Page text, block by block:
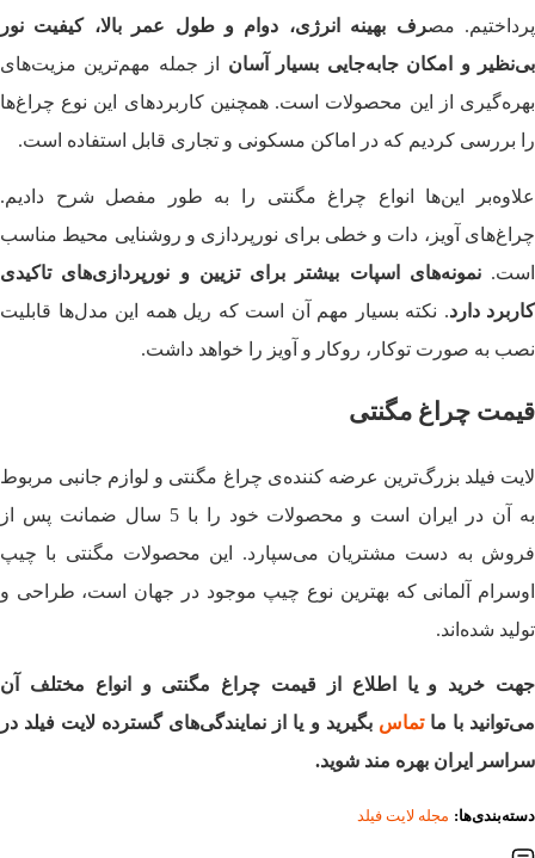
پرداختیم. مصرف بهینه انرژی، دوام و طول عمر بالا، کیفیت نور
بی‌نظیر و امکان جابه‌جایی بسیار آسان از جمله مهم‌ترین مزیت‌های
بهره‌گیری از این محصولات است. همچنین کاربردهای این نوع چراغ‌ها
را بررسی کردیم که در اماکن مسکونی و تجاری قابل استفاده است.
علاوه‌بر این‌ها انواع چراغ مگنتی را به طور مفصل شرح دادیم.
چراغ‌های آویز، دات و خطی برای نورپردازی و روشنایی محیط مناسب
است.نمونه‌های اسپات بیشتر برای تزیین و نورپردازی‌های تاکیدی
کاربرد دارد. نکته بسیار مهم آن است که ریل همه این مدل‌ها قابلیت
نصب به صورت توکار، روکار و آویز را خواهد داشت.
قیمت چراغ مگنتی
لایت فیلد بزرگ‌ترین عرضه کننده‌ی چراغ مگنتی و لوازم جانبی مربوط
به آن در ایران است و محصولات خود را با 5 سال ضمانت پس از
فروش به دست مشتریان می‌سپارد. این محصولات مگنتی با چیپ
اوسرام آلمانی که بهترین نوع چیپ موجود در جهان است، طراحی و
تولید شده‌اند.
جهت خرید و یا اطلاع از قیمت چراغ مگنتی و انواع مختلف آن
می‌توانید با ماتماس بگیرید و یا از نمایندگی‌های گسترده لایت فیلد در
سراسر ایران بهره مند شوید.
دسته‌بندی‌ها: مجله لایت فیلد